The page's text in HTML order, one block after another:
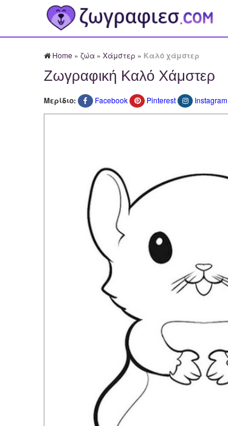
Home » ζώα » Χάμστερ » Καλό χάμστερ
Ζωγραφική Καλό Χάμστερ
Μερίδιο: Facebook Pinterest Instagram